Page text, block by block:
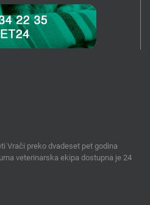
Vrači preko dvadeset pet godina
veterinarska ekipa dostupna je 24